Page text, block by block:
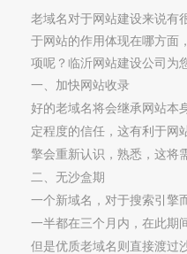
老域名对于网站建设来说有
于网站的作用体现在哪方面
项呢？临沂网站建设公司为
一、 加快网站收录
好的老域名将会继承网站本
定程度的信任，这有利于网
擎会重新认识，熟悉 ， 这将
二、无沙盒期
一个新域名，对于搜索引擎
一半都在三个月内，在此期
但是优质老域名则直接渡过